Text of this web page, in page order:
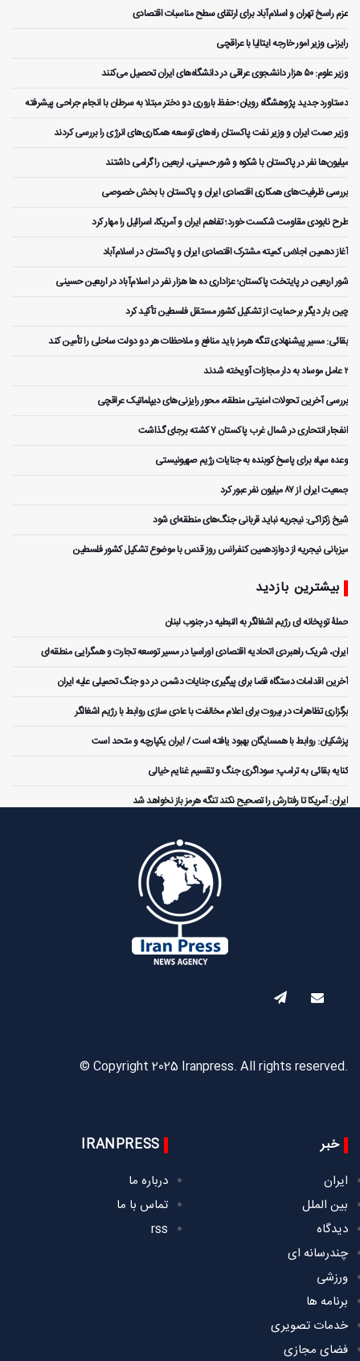
عزم راسخ تهران و اسلام‌آباد برای ارتقای سطح مناسبات اقتصادی
رایزنی وزیر امور خارجه ایتالیا با عراقچی
وزیر علوم: ۵۰ هزار دانشجوی عراقی در دانشگاه‌های ایران تحصیل می‌کنند
دستاورد جدید پژوهشگاه رویان؛ حفظ باروری دو دختر مبتلا به سرطان با انجام جراحی پیشرفته
وزیر صمت ایران و وزیر نفت پاکستان راه‌های توسعه همکاری‌های انرژی را بررسی کردند
میلیون‌ها نفر در پاکستان با شکوه و شور حسینی، اربعین را گرامی داشتند
بررسی ظرفیت‌های همکاری اقتصادی ایران و پاکستان با بخش خصوصی
طرح نابودی مقاومت شکست خورد؛ تفاهم ایران و آمریکا، اسرائیل را مهار کرد
آغاز دهمین اجلاس کمیته مشترک اقتصادی ایران و پاکستان در اسلام‌آباد
شور اربعین در پایتخت پاکستان؛ عزاداری ده ها هزار نفر در اسلام‌آباد در اربعین حسینی
چین بار دیگر بر حمایت از تشکیل کشور مستقل فلسطین تأکید کرد
بقائی: مسیر پیشنهادی تنگه هرمز باید منافع و ملاحظات هر دو دولت ساحلی را تأمین کند
۲ عامل موساد به دار مجازات آویخته شدند
بررسی آخرین تحولات امنیتی منطقه، محور رایزنی‌های دیپلماتیک عراقچی
انفجار انتحاری در شمال غرب پاکستان ۷ کشته برجای گذاشت
وعده سپاه برای پاسخ کوبنده به جنایات رژیم صهیونیستی
جمعیت ایران از ۸۷ میلیون نفر عبور کرد
شیخ زکزاکی: نیجریه نباید قربانی جنگ‌های منطقه‌ای شود
میزبانی نیجریه از دوازدهمین کنفرانس روز قدس با موضوع تشکیل کشور فلسطین
بیشترین بازدید
حملۀ توپخانه ای رژیم اشغالگر به النبطیه در جنوب لبنان
ایران، شریک راهبردی اتحادیه اقتصادی اوراسیا در مسیر توسعه تجارت و همگرایی منطقه‌ای
آخرین اقدامات دستگاه قضا برای پیگیری جنایات دشمن در دو جنگ تحمیلی علیه ایران
برگزاری تظاهرات در بیروت برای اعلام مخالفت با عادی سازی روابط با رژیم اشغالگر
پزشکیان: روابط با همسایگان بهبود یافته است / ایران یکپارچه و متحد است
کنایه بقائی به ترامپ: سوداگری جنگ و تقسیم غنایم خیالی
ایران: آمریکا تا رفتارش را تصحیح نکند تنگه هرمز باز نخواهد شد
© Copyright 2025 Iranpress. All rights reserved.
خبر
ایران
بین الملل
دیدگاه
چندرسانه ای
ورزشی
برنامه ها
خدمات تصویری
فضای مجازی
IRANPRESS
درباره ما
تماس با ما
rss